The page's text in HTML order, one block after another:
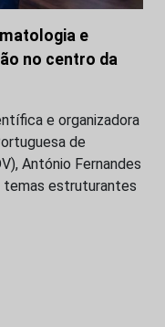
e
no centro da
e organizadora
de
António Fernandes
temas estruturantes